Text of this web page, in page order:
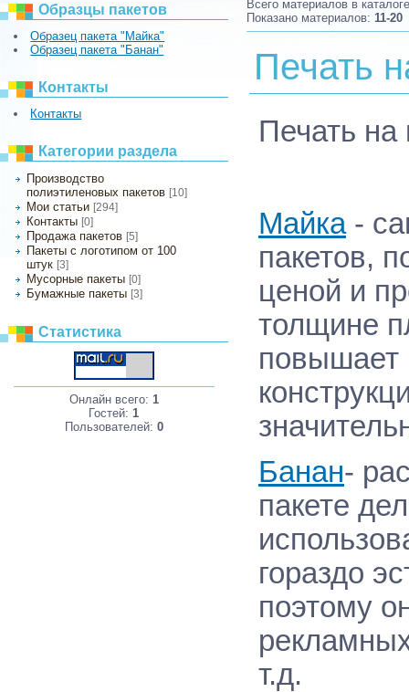
Образцы пакетов
Образец пакета "Майка"
Образец пакета "Банан"
Контакты
Контакты
Категории раздела
Производство
полиэтиленовых пакетов [10]
Мои статьи [294]
Контакты [0]
Продажа пакетов [5]
Пакеты с логотипом от 100
штук [3]
Мусорные пакеты [0]
Бумажные пакеты [3]
Статистика
Онлайн всего: 1
Гостей:1
Пользователей: 0
Всего материалов в каталоге
Показано материалов: 11-20
Печать
Печать на
Майка-
пакетов,
ценой и
толщине
повышает
Банан-
пакете
гораздо
поэтому
т.д.